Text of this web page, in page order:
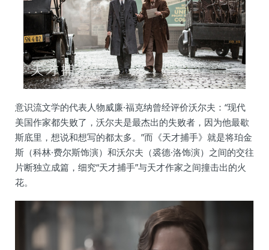
意识流文学的代表人物威廉·福克纳曾经评价沃尔夫：“现代
美国作家都失败了，沃尔夫是最杰出的失败者，因为他最歇
斯底里，想说和想写的都太多。”而《天才捕手》就是将珀金
斯（科林·费尔斯饰演）和沃尔夫（裘德·洛饰演）之间的交往
片断独立成篇，细究“天才捕手”与天才作家之间撞击出的火
花。